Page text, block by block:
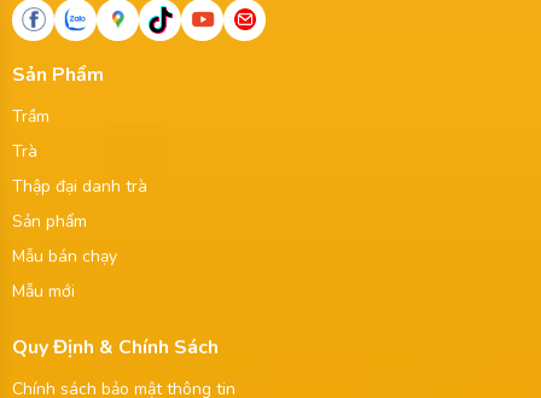
Sản Phẩm
Trầm
Trà
Thập đại danh trà
Sản phẩm
Mẫu bán chạy
Mẫu mới
Quy Định & Chính Sách
Chính sách bảo mật thông tin